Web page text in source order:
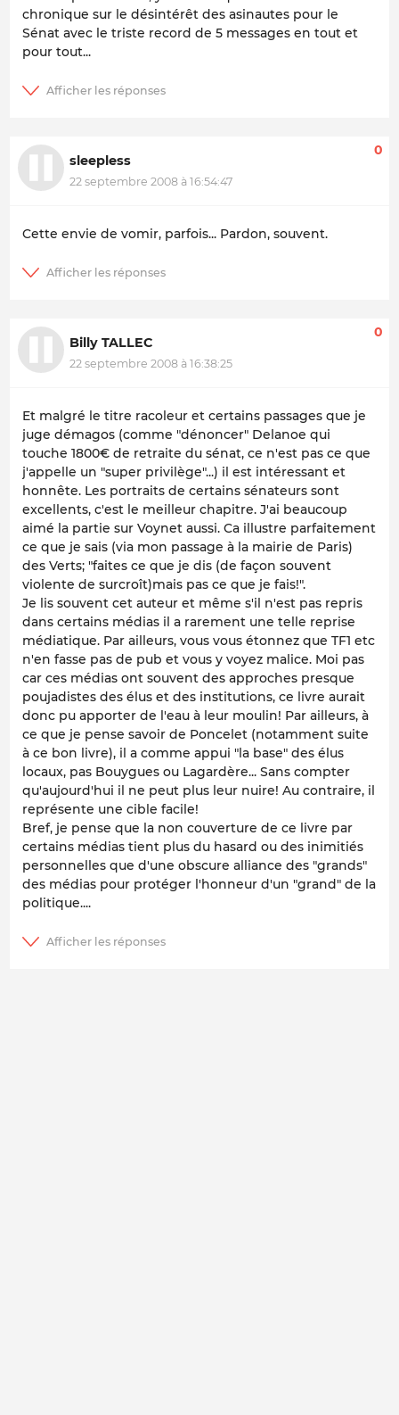
chronique sur le désintérêt des asinautes pour le
Sénat avec le triste record de 5 messages en tout et
pour tout...
sleepless
22 septembre 2008 à 16:54:47
0
Cette envie de vomir, parfois... Pardon, souvent.
Billy TALLEC
22 septembre 2008 à 16:38:25
0
Et malgré le titre racoleur et certains passages que je
juge démagos (comme "dénoncer" Delanoe qui
touche 1800€ de retraite du sénat, ce n'est pas ce que
j'appelle un "super privilège"...) il est intéressant et
honnête. Les portraits de certains sénateurs sont
excellents, c'est le meilleur chapitre. J'ai beaucoup
aimé la partie sur Voynet aussi. Ca illustre parfaitement
ce que je sais (via mon passage à la mairie de Paris)
des Verts; "faites ce que je dis (de façon souvent
violente de surcroît)mais pas ce que je fais!".
Je lis souvent cet auteur et même s'il n'est pas repris
dans certains médias il a rarement une telle reprise
médiatique. Par ailleurs, vous vous étonnez que TF1 etc
n'en fasse pas de pub et vous y voyez malice. Moi pas
car ces médias ont souvent des approches presque
poujadistes des élus et des institutions, ce livre aurait
donc pu apporter de l'eau à leur moulin! Par ailleurs, à
ce que je pense savoir de Poncelet (notamment suite
à ce bon livre), il a comme appui "la base" des élus
locaux, pas Bouygues ou Lagardère... Sans compter
qu'aujourd'hui il ne peut plus leur nuire! Au contraire, il
représente une cible facile!
Bref, je pense que la non couverture de ce livre par
certains médias tient plus du hasard ou des inimitiés
personnelles que d'une obscure alliance des "grands"
des médias pour protéger l'honneur d'un "grand" de la
politique....